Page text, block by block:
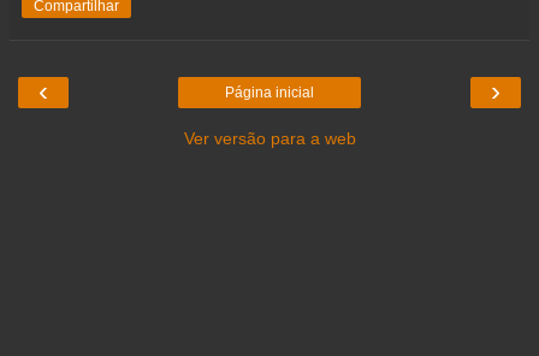
Compartilhar
‹ ›
Página inicial
Ver versão para a web